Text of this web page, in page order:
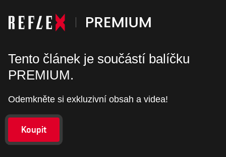
Tento článek je součástí balíčku
PREMIUM.
Odemkněte si exkluzivní obsah a videa!
Koupit